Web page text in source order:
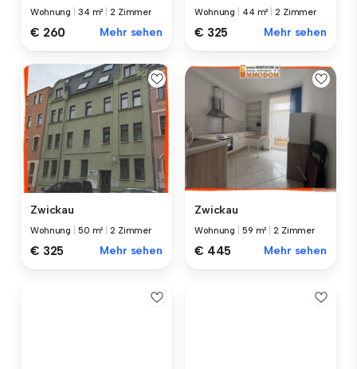
Wohnung 34 m² |2 Zimmer
€ 260 Mehr sehen
Wohnung 44 m² |2 Zimmer
€ 325 Mehr sehen
Zwickau
Wohnung 50 m² |2 Zimmer
€ 325 Mehr sehen
Zwickau
Wohnung 59 m² |2 Zimmer
€ 445 Mehr sehen